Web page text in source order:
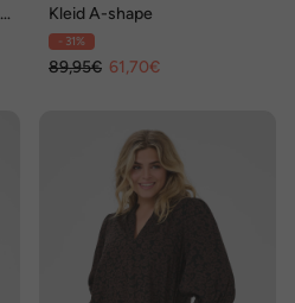
Kleid A-shape
- 31%
89,95€ 61,70€